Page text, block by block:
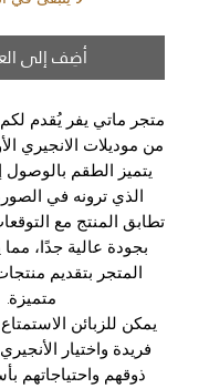
أضِف إلى
متجر ماتي يفر يُقدم
من موديلات الانجيري
يتميز الطقم بالوصول
الذي ترونه في
تطابق المنتج مع
بجودة عالية جدًا،
المتجر بتقديم
متميزة.
يمكن للزبائن
فريدة واختيار
ذوقهم واحتياجاتهم